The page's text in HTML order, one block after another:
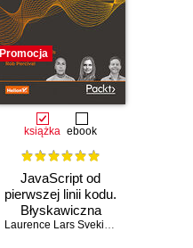
Promocja
książka ebook
JavaScript od
pierwszej linii kodu.
Błyskawiczna
nauka pisania gier,
Laurence Lars Svekis
,